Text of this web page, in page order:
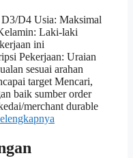
D4 Usia: Maksimal
Laki-laki
ini
Pekerjaan: Uraian
sesuai arahan
target Mencari,
baik sumber order
merchant durable